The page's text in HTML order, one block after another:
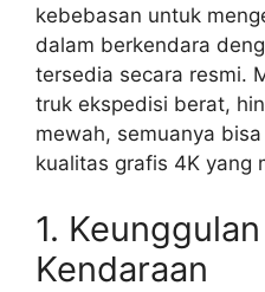
kebebasan untuk
dalam berkendara
tersedia secara resmi.
truk ekspedisi berat,
mewah, semuanya
kualitas grafis 4K yang
1.
Kendaraan